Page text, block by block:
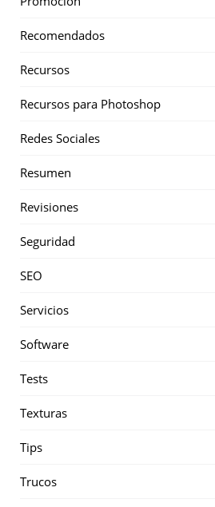
Recomendados
Recursos
Recursos para Photoshop
Redes Sociales
Resumen
Revisiones
Seguridad
SEO
Servicios
Software
Tests
Texturas
Tips
Trucos